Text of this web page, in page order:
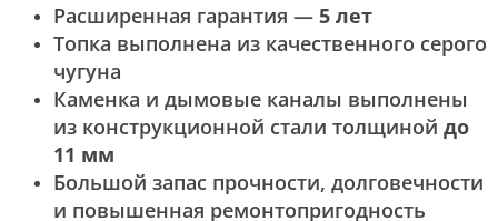
Расширенная гарантия — 5 лет
Топка выполнена из качественного серого
чугуна
Каменка и дымовые каналы выполнены
из конструкционной стали толщиной до
11 мм
Большой запас прочности, долговечности
и повышенная ремонтопригодность